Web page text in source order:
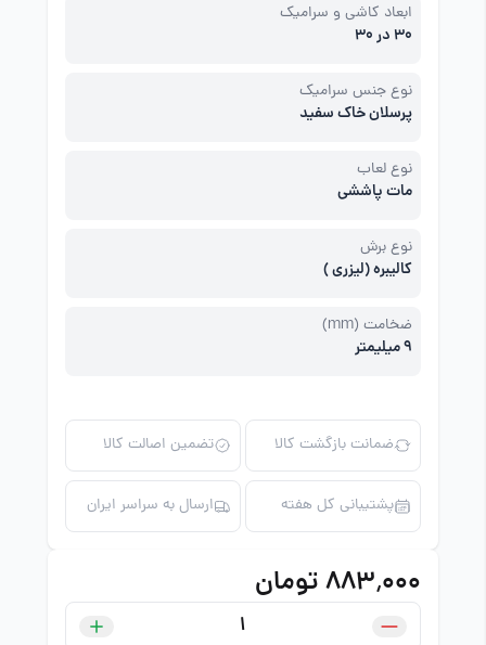
ابعاد کاشی و سرامیک
30 در 30
نوع جنس سرامیک
پرسلان خاک سفید
نوع لعاب
مات پاششی
نوع برش
کالیبره (لیزری )
ضخامت (mm)
9 میلیمتر
ضمانت بازگشت کالا تضمین اصالت کالا
پشتیبانی کل هفته ارسال به سراسر ایران
۸۸۳٬۰۰۰ تومان